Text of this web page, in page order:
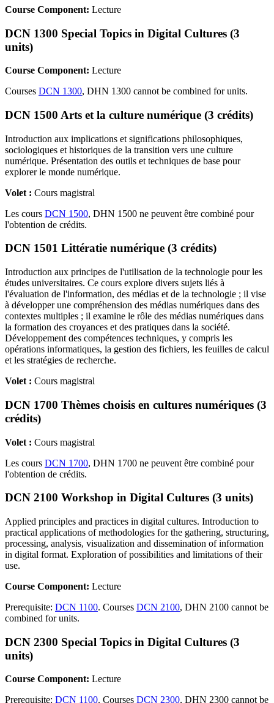
Course Component: Lecture
DCN 1300 Special Topics in Digital Cultures (3
units)
Course Component: Lecture
Courses DCN 1300, DHN 1300 cannot be combined for units.
DCN 1500 Arts et la culture numérique (3 crédits)
Introduction aux implications et significations philosophiques,
sociologiques et historiques de la transition vers une culture
numérique. Présentation des outils et techniques de base pour
explorer le monde numérique.
Volet : Cours magistral
Les cours DCN 1500, DHN 1500 ne peuvent être combiné pour
l'obtention de crédits.
DCN 1501 Littératie numérique (3 crédits)
Introduction aux principes de l'utilisation de la technologie pour les
études universitaires. Ce cours explore divers sujets liés à
l'évaluation de l'information, des médias et de la technologie ; il vise
à développer une compréhension des médias numériques dans des
contextes multiples ; il examine le rôle des médias numériques dans
la formation des croyances et des pratiques dans la société.
Développement des compétences techniques, y compris les
opérations informatiques, la gestion des fichiers, les feuilles de calcul
et les stratégies de recherche.
Volet : Cours magistral
DCN 1700 Thèmes choisis en cultures numériques (3
crédits)
Volet : Cours magistral
Les cours DCN 1700, DHN 1700 ne peuvent être combiné pour
l'obtention de crédits.
DCN 2100 Workshop in Digital Cultures (3 units)
Applied principles and practices in digital cultures. Introduction to
practical applications of methodologies for the gathering, structuring,
processing, analysis, visualization and dissemination of information
in digital format. Exploration of possibilities and limitations of their
use.
Course Component: Lecture
Prerequisite: DCN 1100. Courses DCN 2100, DHN 2100 cannot be
combined for units.
DCN 2300 Special Topics in Digital Cultures (3
units)
Course Component: Lecture
Prerequisite: DCN 1100. Courses DCN 2300, DHN 2300 cannot be